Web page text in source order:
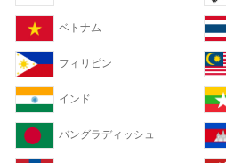
ベトナム
フィリピン
インド
バングラディッシュ